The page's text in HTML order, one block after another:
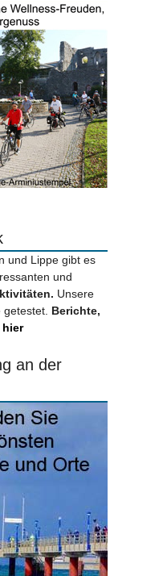
und Lippe gibt es
und
Unsere
Berichte,
hier
an der